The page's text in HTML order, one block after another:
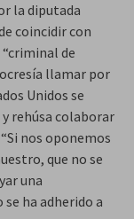
la diputada
coincidir con
de
llamar por
Unidos se
rehúsa colaborar
nos oponemos
que no se
una
ha adherido a